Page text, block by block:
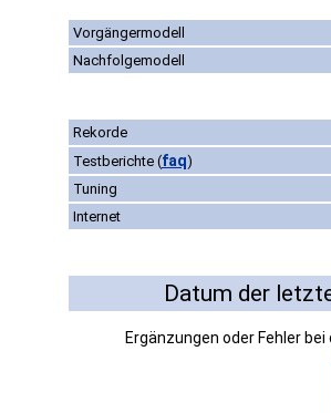
Vorgängermodell
Nachfolgemodell
Rekorde
Testberichte (faq)
Tuning
Internet
Datum der
Ergänzungen oder Fehler